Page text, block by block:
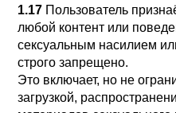
1.17 Пользователь
любой контент или
сексуальным насилием
строго запрещено.
Это включает, но не
загрузкой,